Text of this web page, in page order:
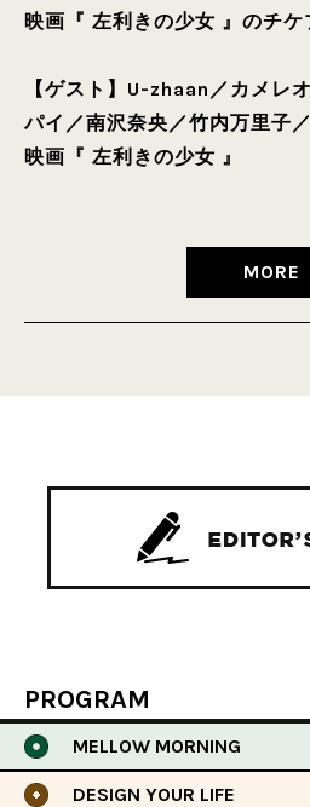
映画『 左利きの少女 』のチケ
【ゲスト】 U-zhaan ／カメレ
パイ ／南沢奈央／竹内万里子／
映画『 左利きの少女 』
MORE
PROGRAM
MELLOW MORNING
DESIGN YOUR LIFE